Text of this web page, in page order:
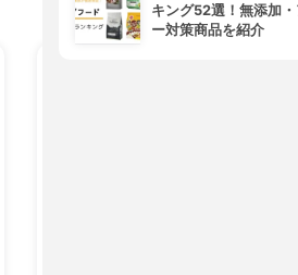
キング52選！無添加
ー対策商品を紹介